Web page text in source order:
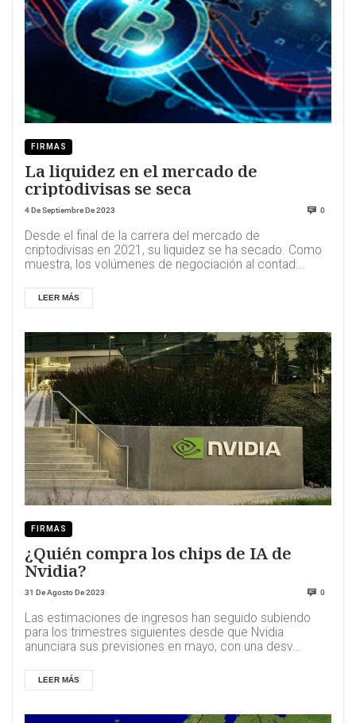
FIRMAS
La liquidez en el mercado de
criptodivisas se seca
4 De Septiembre De 2023 0
Desde el final de la carrera del mercado de
criptodivisas en 2021, su liquidez se ha secado. Como
muestra, los volúmenes de negociación al contad...
LEER MÁS
FIRMAS
¿Quién compra los chips de IA de
Nvidia?
31 De Agosto De 2023 0
Las estimaciones de ingresos han seguido subiendo
para los trimestres siguientes desde que Nvidia
anunciara sus previsiones en mayo, con una desv...
LEER MÁS